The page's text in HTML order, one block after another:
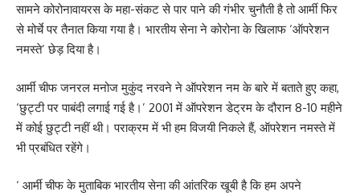
सामने कोरोनावायरस के महा-संकट से पार पाने की गंभीर चुनौती है तो आर्मी फिर
से मोर्चे पर तैनात किया गया है। भारतीय सेना ने कोरोना के खिलाफ ‘ऑपरेशन
नमस्ते’ छेड़ दिया है।
आर्मी चीफ जनरल मनोज मुकुंद नरवने ने ऑपरेशन नम के बारे में बताते हुए कहा,
‘छुट्टी पर पाबंदी लगाई गई है।’ 2001 में ऑपरेशन डेट्रम के दौरान 8-10 महीने
में कोई छुट्टी नहीं थी। पराक्रम में भी हम विजयी निकले हैं, ऑपरेशन नमस्ते में
भी प्रबंधित रहेंगे।
‘ आर्मी चीफ के मुताबिक भारतीय सेना की आंतरिक खूबी है कि हम अपने